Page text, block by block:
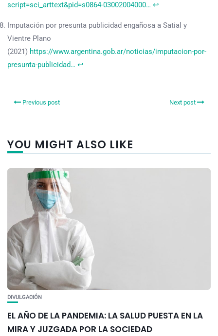
script=sci_arttext&pid=s0864-03002004000… ↩︎
Imputación por presunta publicidad engañosa a Satial y
Vientre Plano
(2021) https://www.argentina.gob.ar/noticias/imputacion-por-
presunta-publicidad… ↩︎
Previous post Next post
YOU MIGHT ALSO LIKE
DIVULGACIÓN
EL AÑO DE LA PANDEMIA: LA SALUD PUESTA EN LA
MIRA Y JUZGADA POR LA SOCIEDAD